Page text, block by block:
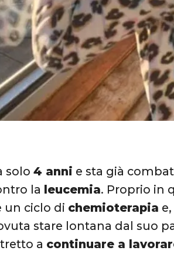
solo4 anni e sta già
la leucemia. Proprio in
un ciclo di chemioterapia
stare lontana dal suo
a continuare a